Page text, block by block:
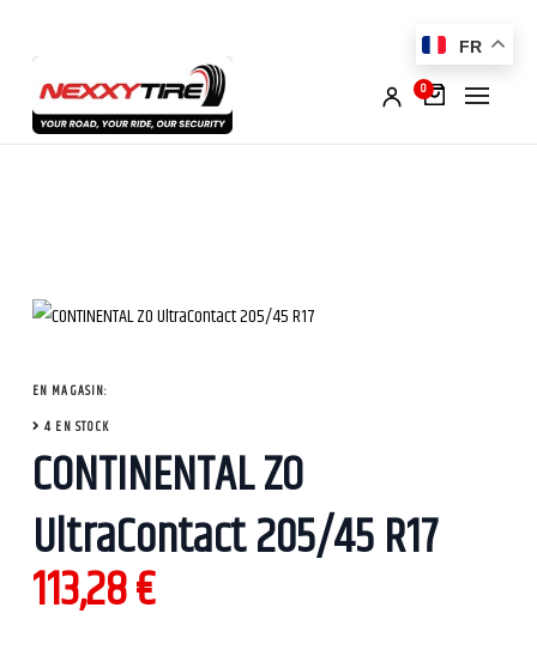
0
EN MAGASIN:
4 EN STOCK
CONTINENTAL ZO
UltraContact 205/45 R17
113,28€
FR